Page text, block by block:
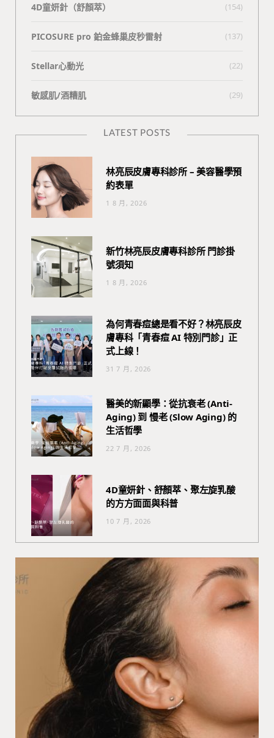
4D童妍針（舒顏萃） (154)
PICOSURE pro 鉑金蜂巢皮秒雷射 (137)
Stellar心動光 (22)
敏感肌/酒糟肌 (29)
LATEST POSTS
林亮辰皮膚專科診所 – 美容醫學預
約表單
1 8 月, 2026
新竹林亮辰皮膚專科診所 門診掛
號須知
1 8 月, 2026
為何青春痘總是看不好？林亮辰皮
膚專科「青春痘 AI 特別門診」正
式上線！
31 7 月, 2026
醫美的新顯學：從抗衰老 (Anti-
Aging) 到 慢老 (Slow Aging) 的
生活哲學
22 7 月, 2026
4D童妍針、舒顏萃、聚左旋乳酸
的方方面面與科普
10 7 月, 2026